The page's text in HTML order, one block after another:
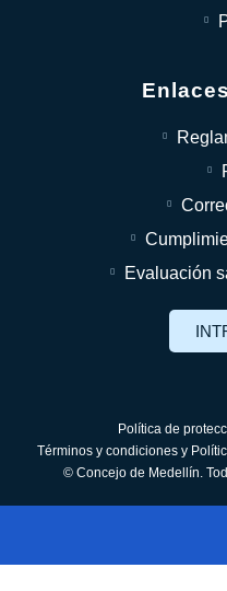
Evaluación
Política de
Términos y condiciones y
© Concejo de Medellín.